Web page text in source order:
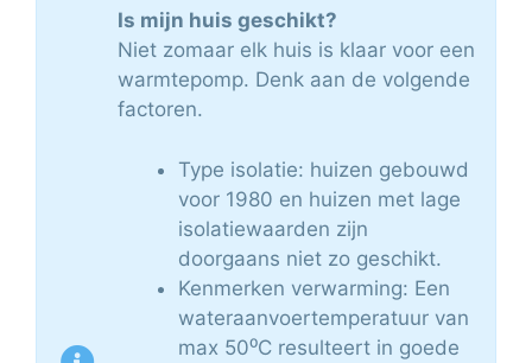
Is mijn huis geschikt?
Niet zomaar elk huis is klaar voor een
warmtepomp. Denk aan de volgende
factoren.
Type isolatie: huizen gebouwd
voor 1980 en huizen met lage
isolatiewaarden zijn
doorgaans niet zo geschikt.
Kenmerken verwarming: Een
wateraanvoertemperatuur van
max 50⁰C resulteert in goede